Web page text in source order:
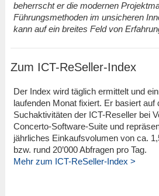
beherrscht er die modernen
Führungsmethoden im unsicheren
kann auf ein breites Feld von
Zum ICT-ReSeller-Index
Der Index wird täglich ermittelt und
laufenden Monat fixiert. Er basiert auf
Suchaktivitäten der ICT-Reseller bei
Concerto-Software-Suite und
jährliches Einkaufsvolumen von ca.
bzw. rund 20’000 Abfragen pro Tag.
Mehr zum ICT-ReSeller-Index >